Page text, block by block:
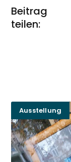
Beitrag
teilen:
Ausstellung